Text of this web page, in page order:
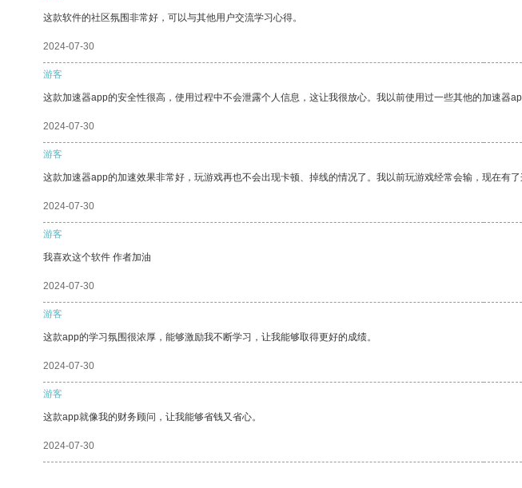
这款软件的社区氛围非常好，可以与其他用户交流学习心得。
2024-07-30
游客
这款加速器app的安全性很高，使用过程中不会泄露个人信息，这让我很放心。我以前使用过一些其他的加速器
2024-07-30
游客
这款加速器app的加速效果非常好，玩游戏再也不会出现卡顿、掉线的情况了。我以前玩游戏经常会输，现在有
2024-07-30
游客
我喜欢这个软件 作者加油
2024-07-30
游客
这款app的学习氛围很浓厚，能够激励我不断学习，让我能够取得更好的成绩。
2024-07-30
游客
这款app就像我的财务顾问，让我能够省钱又省心。
2024-07-30